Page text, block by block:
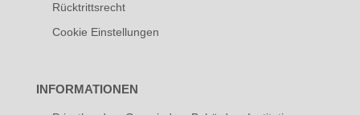
Rücktrittsrecht
Cookie Einstellungen
INFORMATIONEN